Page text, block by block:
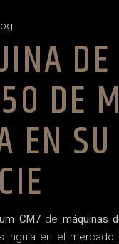
DE
DE
EN SU
CM7de máquinas
en el mercado